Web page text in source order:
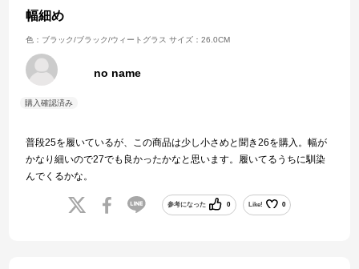
幅細め
色：ブラック/ブラック/ウィートグラス サイズ：26.0CM
no name
普段25を履いているが、この商品は少し小さめと聞き26を購入。幅が
かなり細いので27でも良かったかなと思います。履いてるうちに馴染
んでくるかな。
参考になった 0 Like! 0